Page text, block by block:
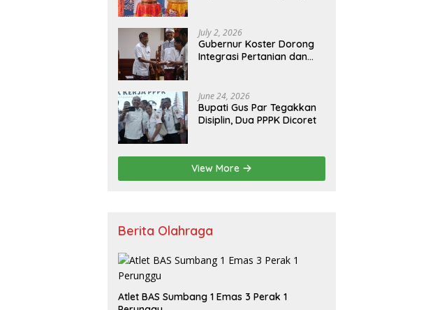
Inovasi Digital
July 2, 2026
Gubernur Koster Dorong
Integrasi Pertanian dan
Laboratorium Kearifan
Lokal
June 24, 2026
Bupati Gus Par Tegakkan
Disiplin, Dua PPPK Dicoret
View More
Berita Olahraga
Atlet BAS Sumbang 1 Emas 3 Perak 1